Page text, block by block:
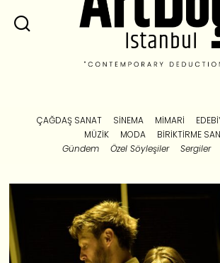
ÇAĞDAŞ SANAT SINEMA MIMARI
MÜZIK
MODA
BIRIKTIRME
Gündem
Özel Söyleşiler Sergiler